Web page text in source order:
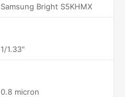
Samsung Bright S5KHMX
1/1.33"
0.8 micron